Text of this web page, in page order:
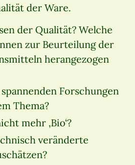
der Ware.
der Qualität? Welche
zur Beurteilung der
herangezogen
Forschungen
Thema?
mehr ‚Bio‘?
veränderte